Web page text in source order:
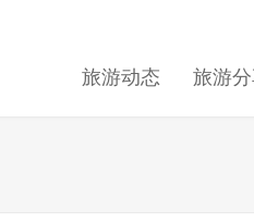
旅游动态 旅游